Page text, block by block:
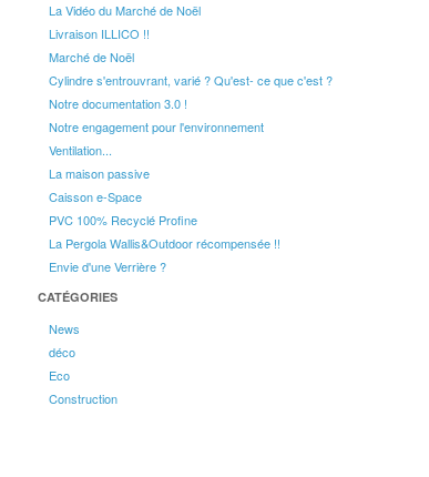
La Vidéo du Marché de Noël
Livraison ILLICO !!
Marché de Noël
Cylindre s'entrouvrant, varié ? Qu'est- ce que c'est ?
Notre documentation 3.0 !
Notre engagement pour l'environnement
Ventilation...
La maison passive
Caisson e-Space
PVC 100% Recyclé Profine
La Pergola Wallis&Outdoor récompensée !!
Envie d'une Verrière ?
CATÉGORIES
News
déco
Eco
Construction